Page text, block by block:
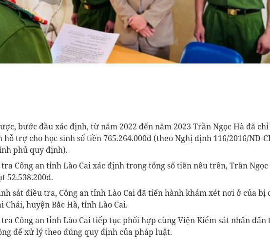
bước đầu xác định, từ năm 2022 đến năm 2023 Trần Ngọc Hà đã
trợ cho học sinh số tiền 765.264.000đ (theo Nghị định 116/2016/NĐ-
phủ quy định).
Công an tỉnh Lào Cai xác định trong tổng số tiền nêu trên, Trần Ngọc
52.538.200đ.
sát điều tra, Công an tỉnh Lào Cai đã tiến hành khám xét nơi ở của bị
Chải, huyện Bắc Hà, tỉnh Lào Cai.
tra Công an tỉnh Lào Cai tiếp tục phối hợp cùng Viện Kiểm sát nhân dân
để xử lý theo đúng quy định của pháp luật.